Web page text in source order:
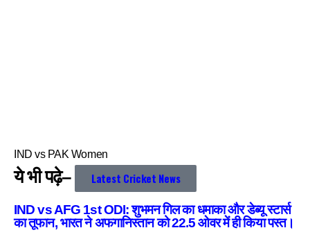
IND vs PAK Women
ये भी पढ़े– Latest Cricket News
IND vs AFG 1st ODI: शुभमन गिल का धमाका और डेब्यू स्टार्स
का तूफान, भारत ने अफगानिस्तान को 22.5 ओवर में ही किया पस्त।